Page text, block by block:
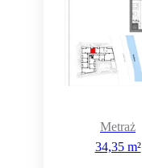
Metraż
34,35 m²